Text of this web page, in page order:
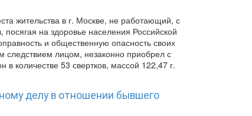
жительства в г. Москве, не работающий, с
на здоровье населения Российской
и общественную опасность своих
следствием лицом, незаконно приобрел с
количестве 53 свертков, массой 122,47 г.
делу в отношении бывшего